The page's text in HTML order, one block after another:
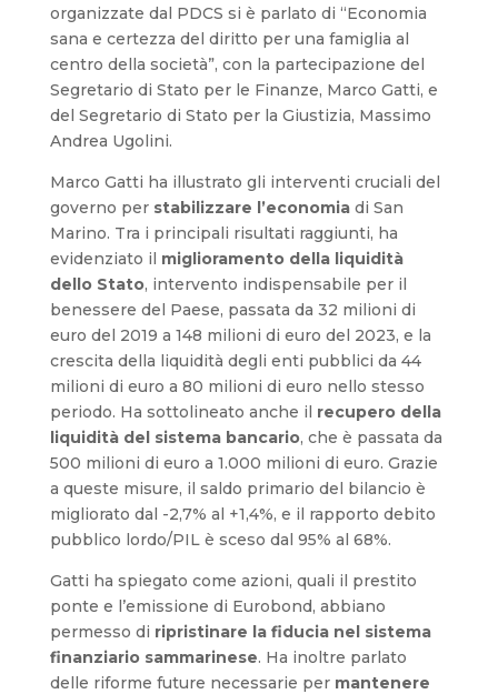
organizzate dal PDCS si è parlato di “Economia
sana e certezza del diritto per una famiglia al
centro della società”, con la partecipazione del
Segretario di Stato per le Finanze, Marco Gatti, e
del Segretario di Stato per la Giustizia, Massimo
Andrea Ugolini.
Marco Gatti ha illustrato gli interventi cruciali del
governo per stabilizzare l’economiadi San
Marino. Tra i principali risultati raggiunti, ha
evidenziato il miglioramento della liquidità
dello Stato, intervento indispensabile per il
benessere del Paese, passata da 32 milioni di
euro del 2019 a 148 milioni di euro del 2023, e la
crescita della liquidità degli enti pubblici da 44
milioni di euro a 80 milioni di euro nello stesso
periodo. Ha sottolineato anche il recupero della
liquidità del sistema bancario, che è passata da
500 milioni di euro a 1.000 milioni di euro. Grazie
a queste misure, il saldo primario del bilancio è
migliorato dal -2,7% al +1,4%, e il rapporto debito
pubblico lordo/PIL è sceso dal 95% al 68%.
Gatti ha spiegato come azioni, quali il prestito
ponte e l’emissione di Eurobond, abbiano
permesso di ripristinare la fiducia nel sistema
finanziario sammarinese. Ha inoltre parlato
delle riforme future necessarie per mantenere